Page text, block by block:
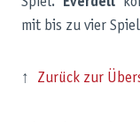
Spiel. Everdell
mit bis zu vier
↑ Zurück zur